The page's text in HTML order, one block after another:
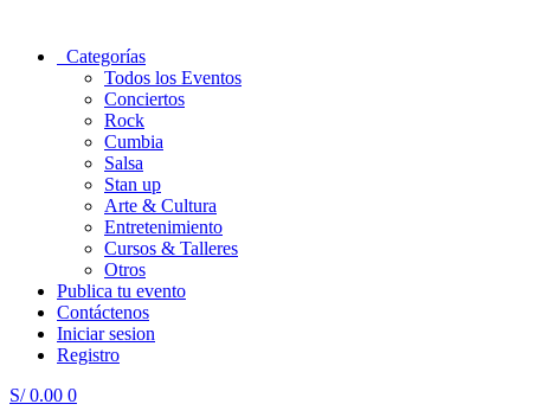
Categorías
Todos los Eventos
Conciertos
Rock
Cumbia
Salsa
Stan up
Arte & Cultura
Entretenimiento
Cursos & Talleres
Otros
Publica tu evento
Contáctenos
Iniciar sesion
Registro
S/0.00 0